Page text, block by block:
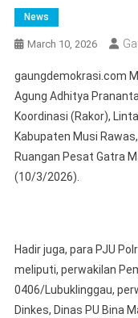
News
March 10, 2026
gaungdemokrasi.com
Agung Adhitya
Koordinasi (Rakor),
Kabupaten Musi
Ruangan Pesat Gatra
(10/3/2026).
Hadir juga, para PJU
meliputi, perwakilan
0406/Lubuklinggau,
Dinkes, Dinas PU Bina